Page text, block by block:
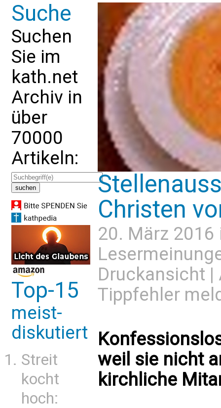
Suche
Suchen
Sie im
kath.net
Archiv in
über
70000
Artikeln:
Top-15
meist-
diskutiert
Streit
kocht
hoch:
Christen
20. März
Druckansicht |
Tippfehler
weil sie nicht
kirchliche